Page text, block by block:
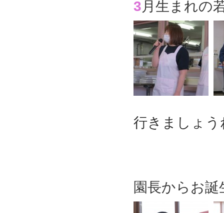
3月生まれの
行きましょう
園長からお